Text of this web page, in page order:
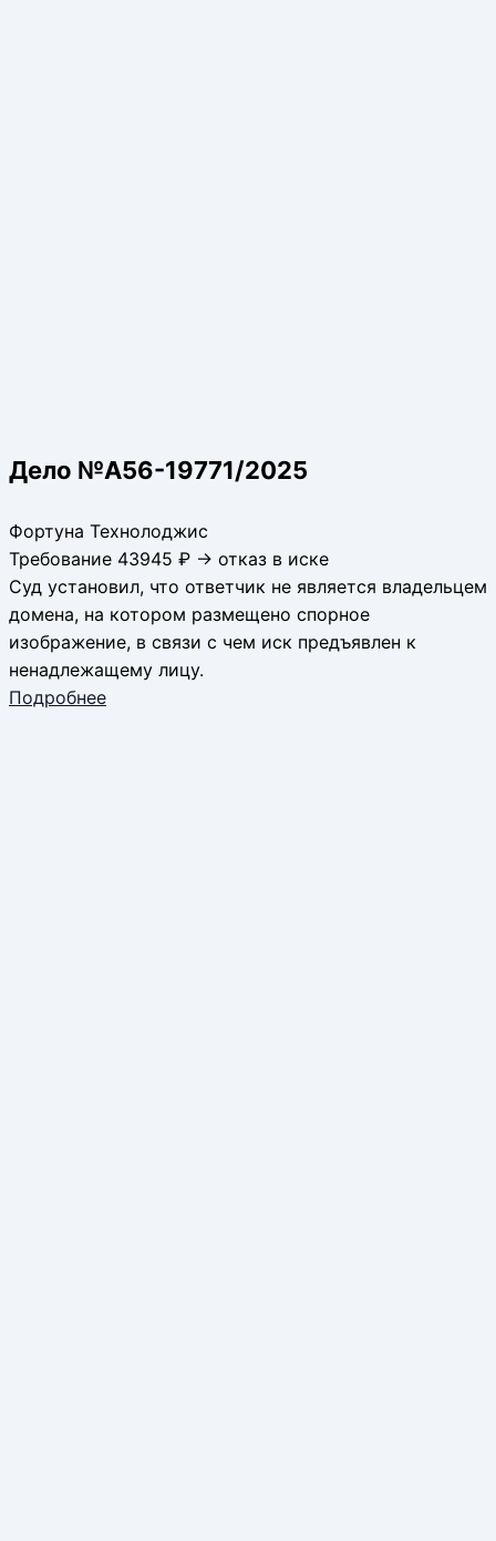
Дело №А56-19771/2025
Фортуна Технолоджис
Требование 43945 ₽ → отказ в иске
Суд установил, что ответчик не является владельцем
домена, на котором размещено спорное
изображение, в связи с чем иск предъявлен к
ненадлежащему лицу.
Подробнее